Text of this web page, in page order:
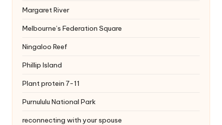
Margaret River
Melbourne’s Federation Square
Ningaloo Reef
Phillip Island
Plant protein 7-11
Purnululu National Park
reconnecting with your spouse